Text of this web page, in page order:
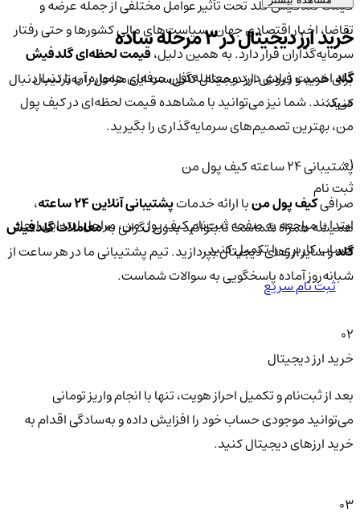
قیمت گلدفیش گلد تحت تأثیر عوامل مختلفی از جمله عرضه و
تقاضا، اخبار اقتصادی جهان، سیاست‌های مالی کشورها و حتی رفتار
سرمایه‌گذاران قرار دارد. به همین دلیل،قیمت لحظه‌ای گلدفیش
گلداهمیت زیادی دارد و معامله‌گران حرفه‌ای همواره آن را دنبال
می‌کنند. شما نیز می‌توانید با مشاهده قیمت لحظه‌ای در کیف پول
من، بهترین تصمیم‌های سرمایه‌گذاری را بگیرید.
پشتیبانی ۲۴ ساعته کیف پول من
صرافیکیف پول منبا ارائه خدماتپشتیبانی آنلاین ۲۴ ساعته
،
همیشه همراه شماست تا بتوانید بدون نگرانی بهمعاملات گلدفیش
گلدو سایر ارزهای دیجیتال بپردازید. تیم پشتیبانی ما در هر ساعت از
شبانه‌روز آماده پاسخگویی به سوالات شماست.
خرید ارز دیجیتال در 3 مرحله ساده
برای خرید و فروش ارز دیجیتال کافی‌ست این مراحل را به‌ترتیب دنبال
کنید:
01
ثبت نام
ابتدا با مراجعه به صفحه ثبت‌نام کیف‌ پول من، مراحل ابتدایی ایجاد
حساب کاربری را تکمیل کنید.
ثبت نام سریع
02
خرید ارز دیجیتال
بعد از ثبت‌نام و تکمیل احراز هویت، تنها با انجام واریز تومانی
می‌توانید موجودی حساب خود را افزایش داده و به‌سادگی اقدام به
خرید ارزهای دیجیتال کنید.
03